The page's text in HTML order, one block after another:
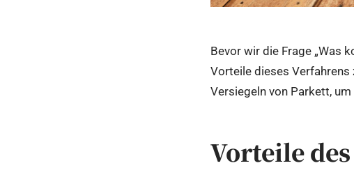
Bevor wir die Frage „Was
Vorteile dieses Verfahrens
Versiegeln von Parkett,
Vorteile